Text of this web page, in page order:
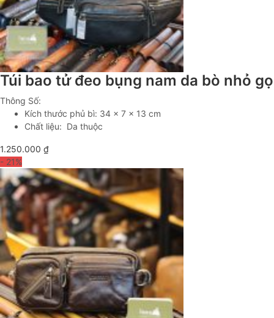
Túi bao tử đeo bụng nam da bò nhỏ
Thông Số:
Kích thước phủ bì: 34 x 7 x 13 cm
Chất liệu: Da thuộc
1.250.000 ₫
- 21%